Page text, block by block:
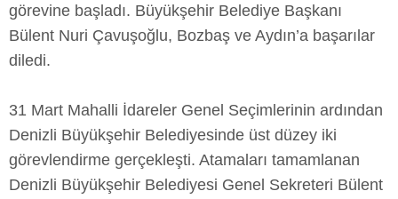
görevine başladı. Büyükşehir Belediye Başkanı
Bülent Nuri Çavuşoğlu, Bozbaş ve Aydın’a başarılar
diledi.
31 Mart Mahalli İdareler Genel Seçimlerinin ardından
Denizli Büyükşehir Belediyesinde üst düzey iki
görevlendirme gerçekleşti. Atamaları tamamlanan
Denizli Büyükşehir Belediyesi Genel Sekreteri Bülent